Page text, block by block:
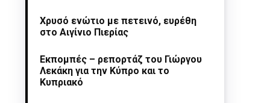
Χρυσό ενώτιο με πετεινό, ευρέθη
στο Αιγίνιο Πιερίας
Εκπομπές – ρεπορτάζ του Γιώργου
Λεκάκη για την Κύπρο και το
Κυπριακό